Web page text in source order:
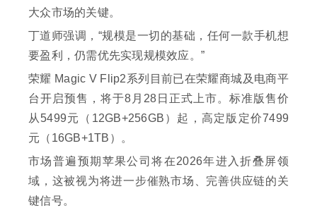
大众市场的关键。
丁道师强调，“规模是一切的基础，任何一款手机想
要盈利，仍需优先实现规模效应。”
荣耀 Magic V Flip2系列目前已在荣耀商城及电商平
台开启预售，将于8月28日正式上市。标准版售价
从5499元（12GB+256GB）起，高定版定价7499
元（16GB+1TB）。
市场普遍预期苹果公司将在2026年进入折叠屏领
域，这被视为将进一步催熟市场、完善供应链的关
键信号。